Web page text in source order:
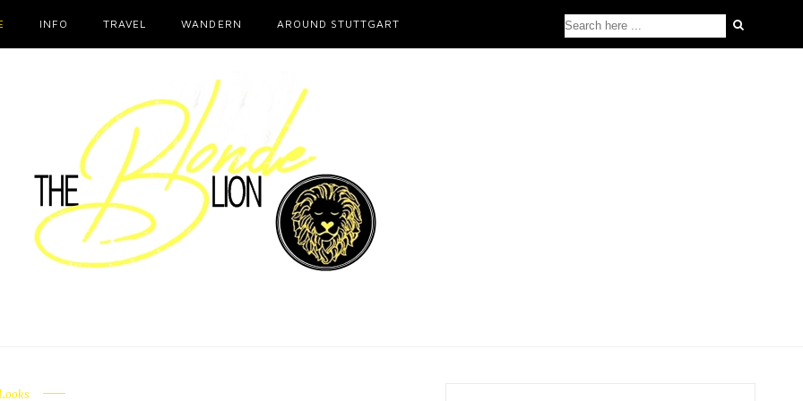
INFO TRAVEL WANDERN AROUND STUTTGART